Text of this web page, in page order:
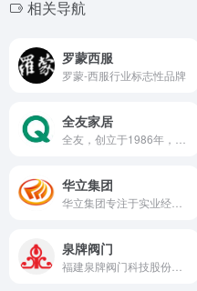
相关导航
罗蒙西服
罗蒙-西服行业标志性品牌
全友家居
华立集团
泉牌阀门